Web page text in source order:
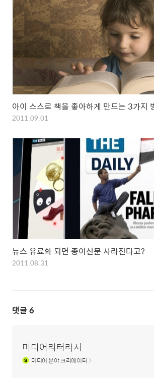
아이 스스로 책을 좋아하게 만드는 3가지
2011.09.01
뉴스 유료화 되면 종이신문 사라진다고?
2011.08.31
댓글 6
미디어리터러시
미디어분야 크리에이터